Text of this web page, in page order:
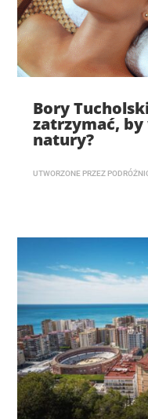
Bory
zatrzymać,
natury?
UTWORZONE PRZEZ